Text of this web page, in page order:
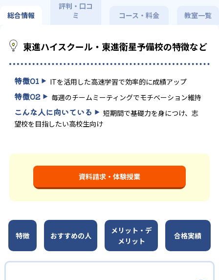
総合情報
評判・口コ
ミ
コース・料金 教室一覧
東進ハイスクール・東進衛星予備校の特徴など
特徴01 ITを活用した高速学習で効率的に成績アップ
特徴02 毎週のチームミーティングでモチベーション維持
こんな人に向いている
短期間で基礎力を身につけ、志
望校を目指したい高校生向け
資料請求・体験授業
特徴 おすすめの人
メリット・デ
メリット
合格実績